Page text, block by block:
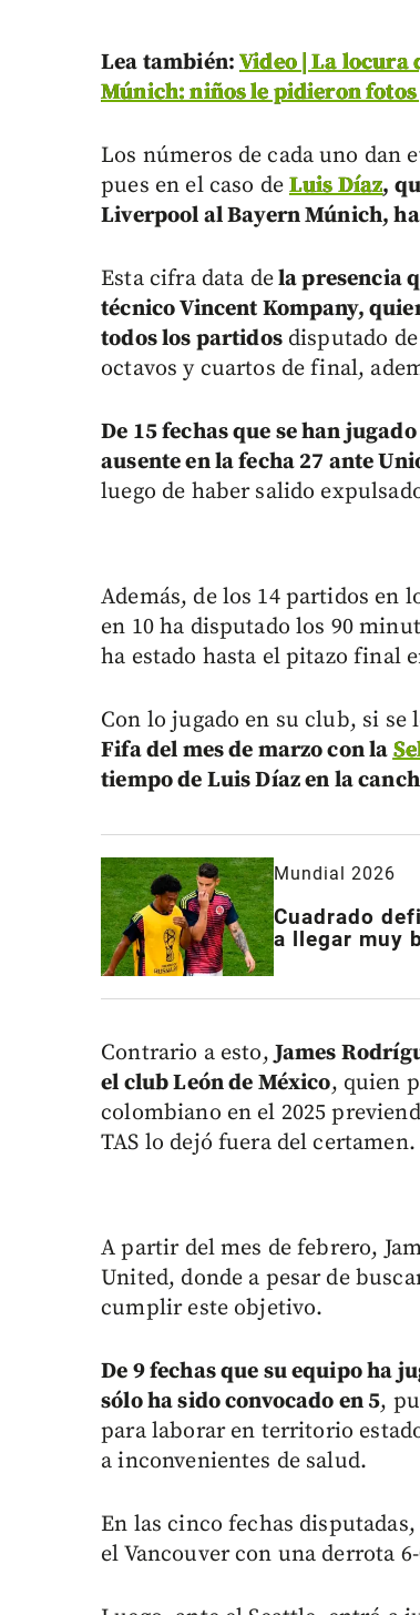
Lea también:Video | La locura
Múnich: niños le pidieron
Los números de cada uno dan
pues en el caso deLuis Díaz,
Liverpool al Bayern Múnich,
Esta cifra data dela presencia
técnico Vincent Kompany,
todos los partidosdisputado de
octavos y cuartos de final,
De 15 fechas que se han
ausente en la fecha 27 ante
luego de haber salido
Además, de los 14 partidos en
en 10 ha disputado los 90
ha estado hasta el pitazo final
Con lo jugado en su club, si se
Fifa del mes de marzo con la
tiempo de Luis Díaz en la
Mundial 2026
Cuadrado
a llegar muy
Contrario a esto,James
el club León de México, quien
colombiano en el 2025
TAS lo dejó fuera del certamen.
A partir del mes de febrero,
United, donde a pesar de
cumplir este objetivo.
De 9 fechas que su equipo ha
sólo ha sido convocado en 5,
para laborar en territorio
a inconvenientes de salud.
En las cinco fechas
el Vancouver con una derrota